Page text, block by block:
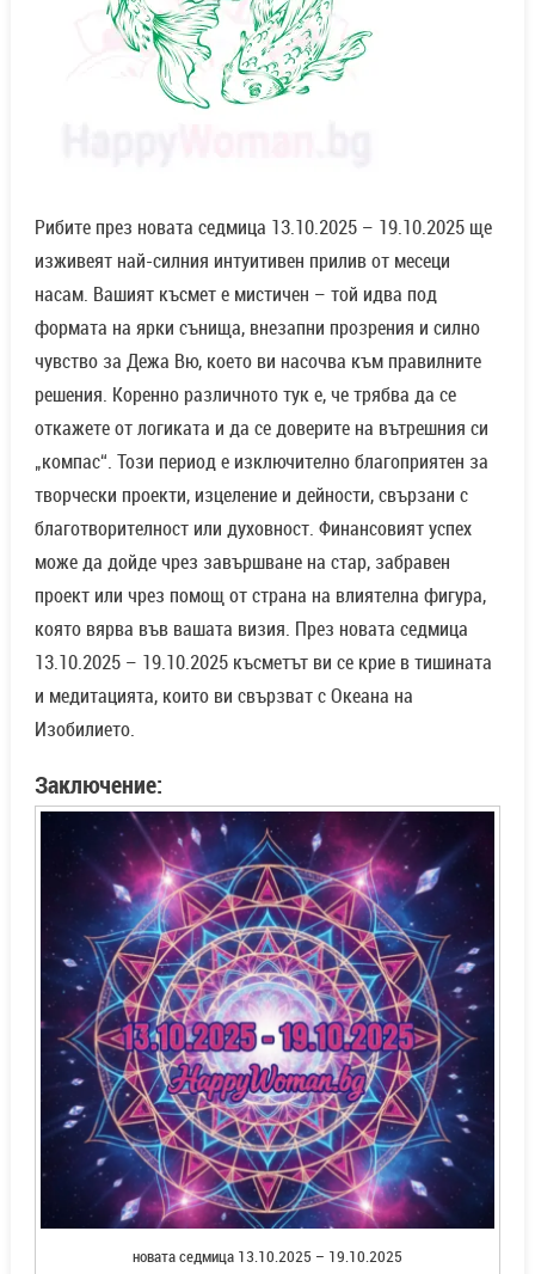
Рибите през новата седмица 13.10.2025 – 19.10.2025 ще
изживеят най-силния интуитивен прилив от месеци
насам. Вашият късмет е мистичен – той идва под
формата на ярки сънища, внезапни прозрения и силно
чувство за Дежа Вю, което ви насочва към правилните
решения. Коренно различното тук е, че трябва да се
откажете от логиката и да се доверите на вътрешния си
„компас“. Този период е изключително благоприятен за
творчески проекти, изцеление и дейности, свързани с
благотворителност или духовност. Финансовият успех
може да дойде чрез завършване на стар, забравен
проект или чрез помощ от страна на влиятелна фигура,
която вярва във вашата визия. През новата седмица
13.10.2025 – 19.10.2025 късметът ви се крие в тишината
и медитацията, които ви свързват с Океана на
Изобилието.
Заключение:
новата седмица 13.10.2025 – 19.10.2025